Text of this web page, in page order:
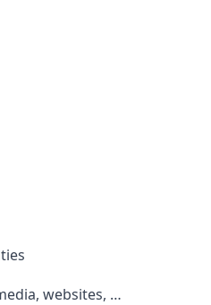
websites, …